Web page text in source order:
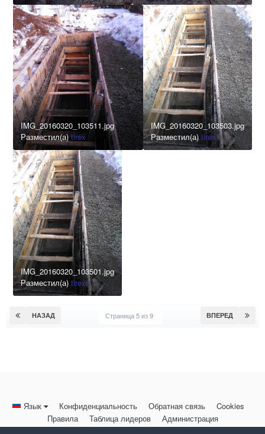
IMG_20160320_103511.jpg
Разместил(а) tirex
IMG_20160320_103503.jpg
Разместил(а)tirex
IMG_20160320_103501.jpg
Разместил(а) tirex
НАЗАД ВПЕРЕД
Страница 5 из 9
Язык Конфиденциальность Обратная связь
Cookies
Правила
Таблица лидеров Администрация